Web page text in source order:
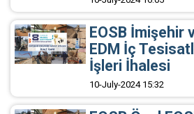
EOSB İmişehir
EDM İç
İşleri İhalesi
10-July-2024 15:32